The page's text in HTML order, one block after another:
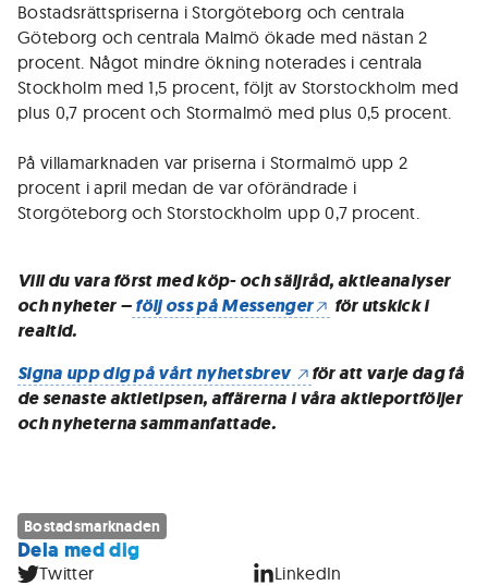
Bostadsrättspriserna i Storgöteborg och centrala
Göteborg och centrala Malmö ökade med nästan 2
procent. Något mindre ökning noterades i centrala
Stockholm med 1,5 procent, följt av Storstockholm med
plus 0,7 procent och Stormalmö med plus 0,5 procent.
På villamarknaden var priserna i Stormalmö upp 2
procent i april medan de var oförändrade i
Storgöteborg och Storstockholm upp 0,7 procent.
Vill du vara först med köp- och säljråd, aktieanalyser
och nyheter –följ oss på Messenger
för utskick i
realtid.
Signa upp dig på vårt nyhetsbrev
för att varje dag få
de senaste aktietipsen, affärerna i våra aktieportföljer
och nyheterna sammanfattade.
Bostadsmarknaden
Dela med dig
Twitter LinkedIn